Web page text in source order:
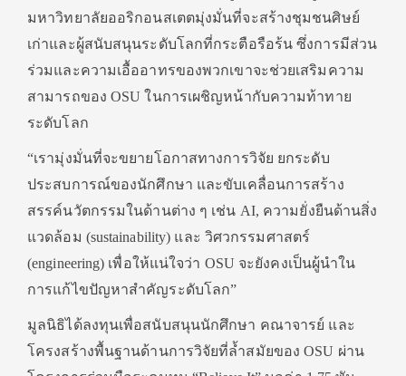
มหาวิทยาลัยออริกอนสเตตมุ่งมั่นที่จะสร้างชุมชนศิษย์
เก่าและผู้สนับสนุนระดับโลกที่กระตือรือร้น ซึ่งการมีส่วน
ร่วมและความเอื้ออาทรของพวกเขาจะช่วยเสริมความ
สามารถของ OSU ในการเผชิญหน้ากับความท้าทาย
ระดับโลก
“เรามุ่งมั่นที่จะขยายโอกาสทางการวิจัย ยกระดับ
ประสบการณ์ของนักศึกษา และขับเคลื่อนการสร้าง
สรรค์นวัตกรรมในด้านต่าง ๆ เช่น AI, ความยั่งยืนด้านสิ่ง
แวดล้อม (sustainability) และ วิศวกรรมศาสตร์
(engineering) เพื่อให้แน่ใจว่า OSU จะยังคงเป็นผู้นำใน
การแก้ไขปัญหาสำคัญระดับโลก”
มูลนิธิได้ลงทุนเพื่อสนับสนุนนักศึกษา คณาจารย์ และ
โครงสร้างพื้นฐานด้านการวิจัยที่ล้ำสมัยของ OSU ผ่าน